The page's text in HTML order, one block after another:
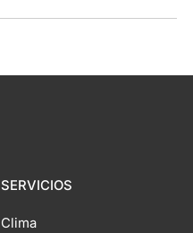
SERVICIOS
Clima